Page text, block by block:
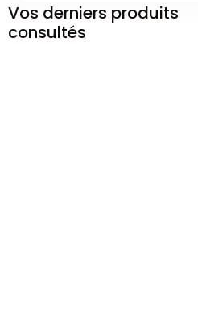
Vos derniers produits
consultés